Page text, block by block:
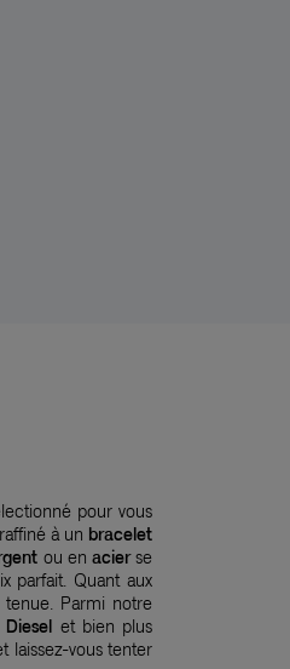
pour vous
à un bracelet
ou en acierse
parfait. Quant aux
Parmi notre
Diesel et bien plus
laissez-vous tenter